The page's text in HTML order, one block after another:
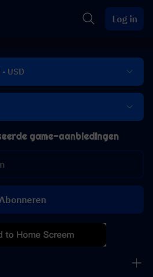
Log in
- USD
game-aanbiedingen